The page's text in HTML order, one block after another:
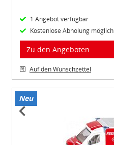
1 Angebot verfügbar
Kostenlose Abholung möglich
Zu den Angeboten
Auf den Wunschzettel
Neu
Item